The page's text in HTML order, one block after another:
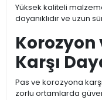
Yüksek kaliteli
dayanıklıdır ve uzun
Karşı
Pas ve korozyona
zorlu ortamlarda